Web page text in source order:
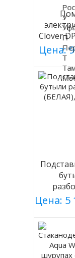
Clover
на
Цена:
Цена: 5
У
П
Т